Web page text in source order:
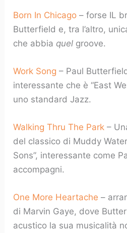
Born In Chicago – forse IL
Butterfield e, tra l’altro,
che abbia quel groove.
Work Song – Paul
interessante che è “East
uno standard Jazz.
Walking Thru The Park –
del classico di Muddy
Sons”, interessante come
accompagni.
One More Heartache –
di Marvin Gaye, dove
acustico la sua musicalità